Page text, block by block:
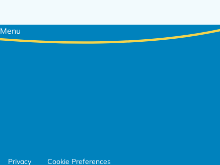
Footer
navigatie
Menu
Footer
Privacy Cookie Preferences